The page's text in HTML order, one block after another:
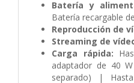
Batería y
Batería recargable
Reproducción de
Streaming de
Carga rápida:
adaptador de 40
separado) |